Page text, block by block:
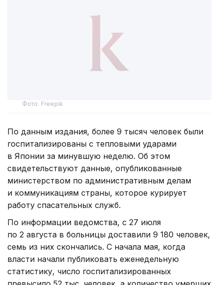
По данным издания, более 9 тысяч человек были
госпитализированы с тепловыми ударами
в Японии за минувшую неделю. Об этом
свидетельствуют данные, опубликованные
министерством по административным делам
и коммуникациям страны, которое курирует
работу спасательных служб.
По информации ведомства, с 27 июля
по 2 августа в больницы доставили 9 180 человек,
семь из них скончались. С начала мая, когда
власти начали публиковать еженедельную